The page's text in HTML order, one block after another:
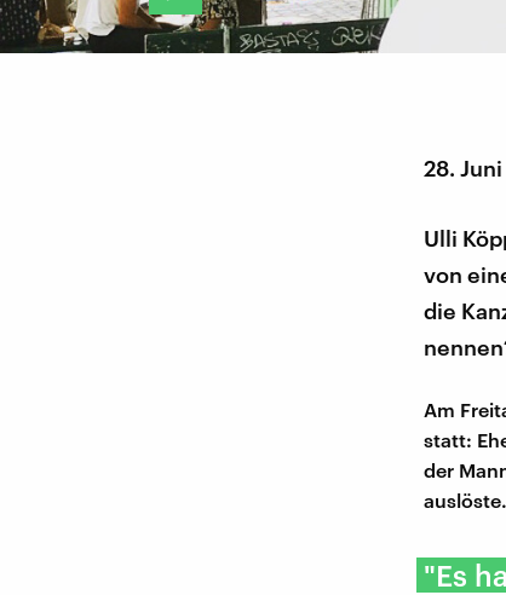
28.
Ulli
von
die
Am
statt:
der
auslöste.
"Es